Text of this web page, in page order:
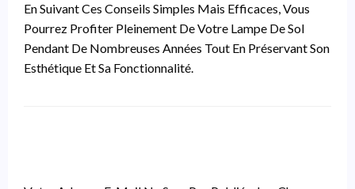
En Suivant Ces Conseils Simples Mais Efficaces, Vous
Pourrez Profiter Pleinement De Votre Lampe De Sol
Pendant De Nombreuses Années Tout En Préservant Son
Esthétique Et Sa Fonctionnalité.